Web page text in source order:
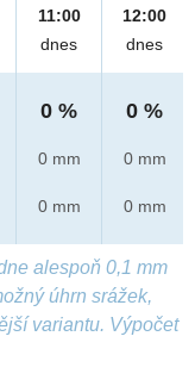
11:00
dnes
0 %
0 mm
0 mm
12:00
dnes
0 %
0 mm
0 mm
alespoň 0,1 mm
úhrn srážek,
variantu. Výpočet